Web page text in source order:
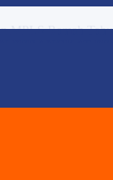
PERANGKAT
MPLS Ramah